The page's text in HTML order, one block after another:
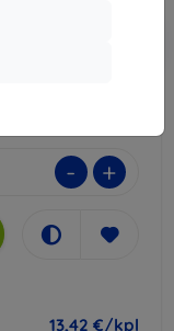
- +
13,42 €/kpl